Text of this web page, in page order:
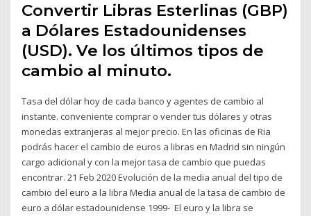
Convertir Libras Esterlinas (GBP)
a Dólares Estadounidenses
(USD). Ve los últimos tipos de
cambio al minuto.
Tasa del dólar hoy de cada banco y agentes de cambio al
instante. conveniente comprar o vender tus dólares y otras
monedas extranjeras al mejor precio. En las oficinas de Ria
podrás hacer el cambio de euros a libras en Madrid sin ningún
cargo adicional y con la mejor tasa de cambio que puedas
encontrar. 21 Feb 2020 Evolución de la media anual del tipo de
cambio del euro a la libra Media anual de la tasa de cambio de
euro a dólar estadounidense 1999- El euro y la libra se